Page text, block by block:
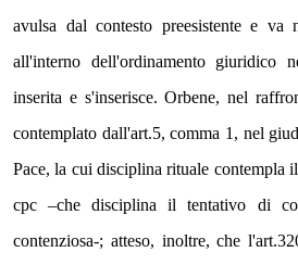
avulsa dal contesto preesistente e va
all'interno dell'ordinamento giuridico
inserita e s'inserisce. Orbene, nel
contemplato dall'art.5, comma 1, nel
Pace, la cui disciplina rituale contempla
cpc –che disciplina il tentativo di
contenziosa-; atteso, inoltre, che